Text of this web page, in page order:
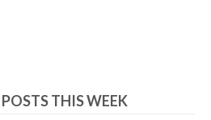
THIS WEEK